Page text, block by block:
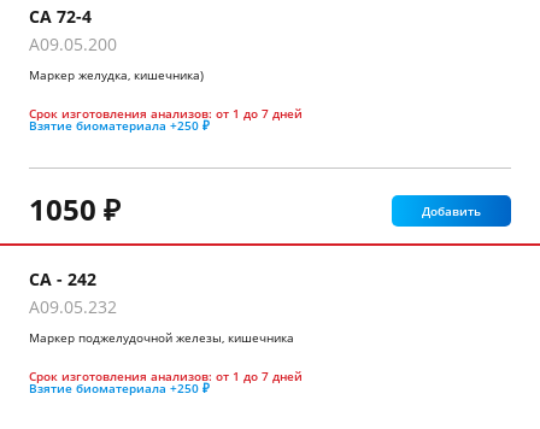
СА 72-4
A09.05.200
Маркер желудка, кишечника)
Срок изготовления анализов: от 1 до 7 дней
Взятие биоматериала +250 ₽
1050 ₽ Добавить
СА - 242
A09.05.232
Маркер поджелудочной железы, кишечника
Срок изготовления анализов: от 1 до 7 дней
Взятие биоматериала +250 ₽